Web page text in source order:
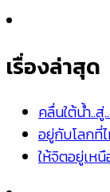
เรื่องล่าสุด
คลื่นใต้น้ำ..
อยู่กับโลกที่
ให้จิตอยู่เห